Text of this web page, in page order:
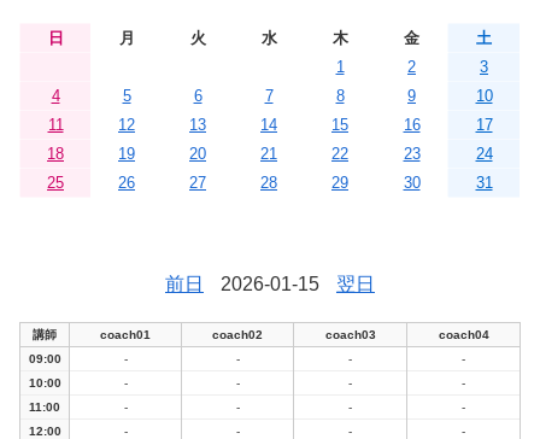
日 月 火 水 木 金
土
1
2
3
4
5 6 7 8 9
10
11
12 13 14 15 16
17
18
19 20 21 22 23
24
25
26 27 28 29 30 31
前日 2026-01-15 翌日
講師 coach01 coach02 coach03
coach04
09:00
- - -
-
10:00
- - -
-
11:00
- - -
-
12:00
- - -
-